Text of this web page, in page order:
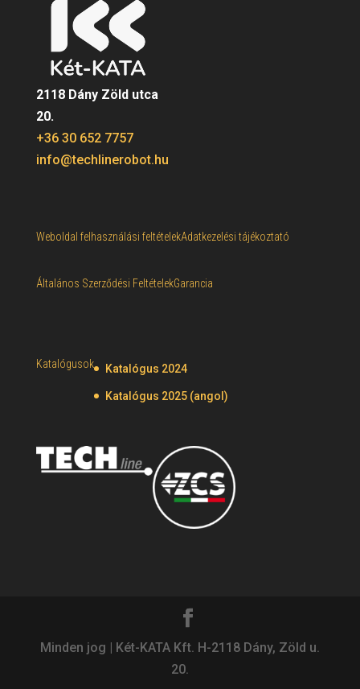
2118 Dány Zöld utca
20.
+36 30 652 7757
info@techlinerobot.hu
Weboldal felhasználási feltételekAdatkezelési tájékoztató
Általános Szerződési FeltételekGarancia
Katalógusok Katalógus 2024
Katalógus 2025 (angol)
Minden jog | Két-KATA Kft. H-2118 Dány, Zöld u.
20.